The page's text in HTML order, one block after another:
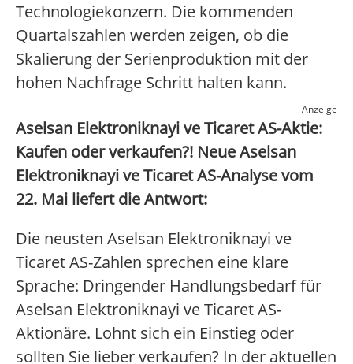
Technologiekonzern. Die kommenden
Quartalszahlen werden zeigen, ob die
Skalierung der Serienproduktion mit der
hohen Nachfrage Schritt halten kann.
Anzeige
Aselsan Elektroniknayi ve Ticaret AS-Aktie:
Kaufen oder verkaufen?! Neue Aselsan
Elektroniknayi ve Ticaret AS-Analyse vom
22. Mai liefert die Antwort:
Die neusten Aselsan Elektroniknayi ve
Ticaret AS-Zahlen sprechen eine klare
Sprache: Dringender Handlungsbedarf für
Aselsan Elektroniknayi ve Ticaret AS-
Aktionäre. Lohnt sich ein Einstieg oder
sollten Sie lieber verkaufen? In der aktuellen